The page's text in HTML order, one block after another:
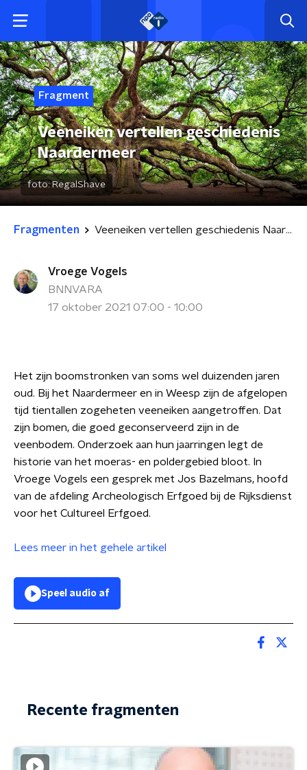
Fragment
Veeneiken vertellen geschiedenis
Naardermeer
foto:RegalShave
Fragmenten Veeneiken vertellen geschiedenis Naardermeer
Vroege Vogels
BNNVARA
17 oktober 2021 07:00 - 10:00
Het zijn boomstronken van soms wel duizenden jaren
oud. Bij het Naardermeer en in Weesp zijn de afgelopen
tijd tientallen zogeheten veeneiken aangetroffen. Dat
zijn bomen, die goed geconserveerd zijn in de
veenbodem. Onderzoek aan hun jaarringen legt de
historie van het moeras- en poldergebied bloot. In
Vroege Vogels een gesprek met Jos Bazelmans, hoofd
van de afdeling Archeologisch Erfgoed bij de Rijksdienst
voor het Cultureel Erfgoed.
Lees meer in het gehele artikel
Speel audio af
Recente fragmenten